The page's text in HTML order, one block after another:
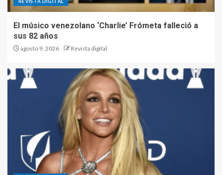
El músico venezolano ‘Charlie’ Frómeta falleció a
sus 82 años
agosto 9, 2026 Revista digital